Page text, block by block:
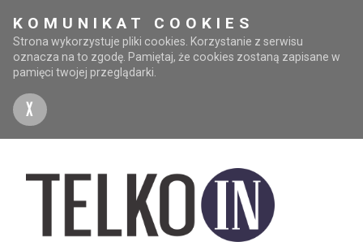
KOMUNIKAT COOKIES
Strona wykorzystuje pliki cookies. Korzystanie z serwisu
oznacza na to zgodę. Pamiętaj, że cookies zostaną zapisane w
pamięci twojej przeglądarki.
X